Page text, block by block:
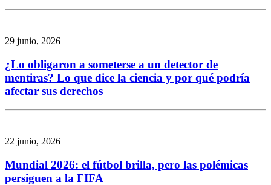
29 junio, 2026
¿Lo obligaron a someterse a un detector de
mentiras? Lo que dice la ciencia y por qué podría
afectar sus derechos
22 junio, 2026
Mundial 2026: el fútbol brilla, pero las polémicas
persiguen a la FIFA